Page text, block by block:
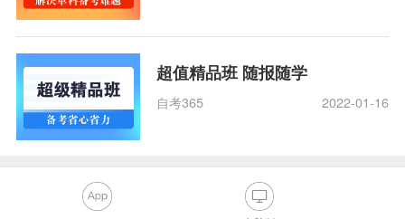
超值精品班 随报随学
自考365 2022-01-16